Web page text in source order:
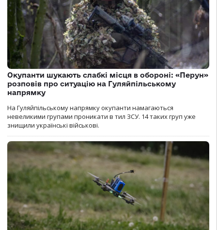
Окупанти шукають слабкі місця в обороні: «Перун»
розповів про ситуацію на Гуляйпільському
напрямку
На Гуляйпільському напрямку окупанти намагаються
невеликими групами проникати в тил ЗСУ. 14 таких груп уже
знищили українські військові.